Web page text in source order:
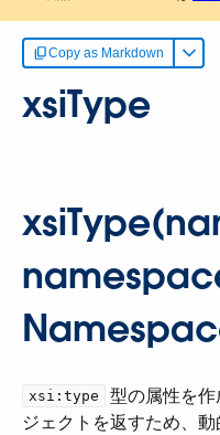
Copy as Markdown
xsiType
xsi:type
型の属性を
ジェクトを返すため、